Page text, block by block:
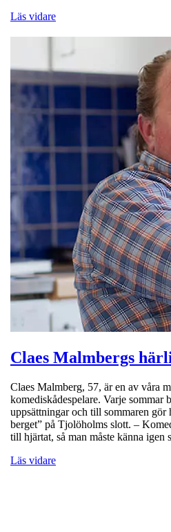
Läs vidare
Claes Malmbergs
Claes Malmberg, 57, är en av våra
komediskådespelare. Varje sommar
uppsättningar och till sommaren gör
berget” på Tjolöholms slott. –
till hjärtat, så man måste känna
Läs vidare